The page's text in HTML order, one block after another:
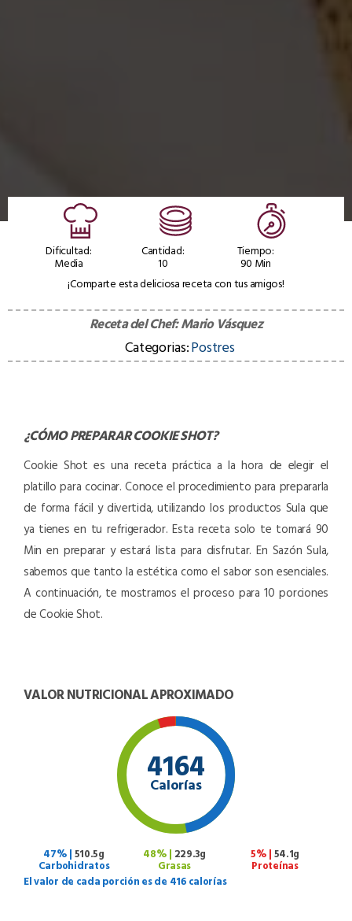
Dificultad:
Media
Cantidad:
10
Tiempo:
90 Min
¡Comparte esta deliciosa receta con tus amigos!
Receta del Chef:Mario Vásquez
Categorias:Postres
¿CÓMO PREPARARCOOKIE SHOT?
Cookie Shot es una receta práctica a la hora de elegir el
platillo para cocinar. Conoce el procedimiento para prepararla
de forma fácil y divertida, utilizando los productos Sula que
ya tienes en tu refrigerador. Esta receta solo te tomará 90
Min en preparar y estará lista para disfrutar. En Sazón Sula,
sabemos que tanto la estética como el sabor son esenciales.
A continuación, te mostramos el proceso para 10 porciones
de Cookie Shot.
VALOR NUTRICIONAL APROXIMADO
4164
Calorías
47% | 510.5g
Carbohidratos
48% | 229.3g
Grasas
5% | 54.1g
Proteínas
El valor de cada porción es de 416 calorías